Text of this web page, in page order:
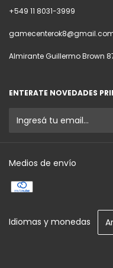
+549 11 8031-3999
Almirante Guillermo Brown
ENTERATE NOVEDADES
Medios de envío
Idiomas y monedas